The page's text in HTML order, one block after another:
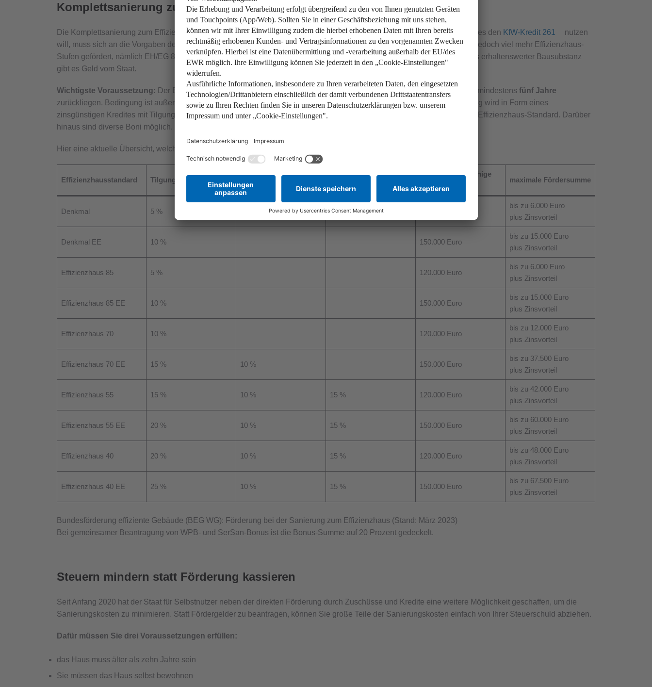
Komplettsanierung zum Effizienzhaus
Die Komplettsanierung zum Effizienzhaus wird durchKfW-Kredite gefördert. Wer bei der Komplettsanierung seines Hauses den KfW-Kredit 261
nutzen
will, muss sich an die Vorgaben des Effizienzhaus-Standards halten. Im Gegensatz zum Neubau werden in der Sanierung jedoch viel mehr Effizienzhaus-
Stufen gefördert, nämlich EH/EG 85 und besser. Auch für die Sanierung von Bau­denk­mälern oder Gebäuden mit besonders erhaltens­werter Bausubstanz
gibt es Geld vom Staat.
Wichtigste Voraussetzung: Der Bau­antrag oder die Bau­anzeige des Wohn­gebäudes müssen zum Zeit­punkt des Antrags mindestens fünf Jahre
zurückliegen. Bedingung ist außerdem, dass einEnergie-Effizienz-Expertein die Sanierung eingebunden ist. Die Förderung wird in Form eines
zinsgünstigen Kredites mit Tilgungszuschuss gewährt. Die Höhe des Tilgungszuschusses richtet sich nach dem erreichten Effizienzhaus-Standard. Darüber
hinaus sind diverse Boni möglich.
Hier eine aktuelle Übersicht, welche Fördermittel es für welche Komplettsanierung gibt:
Effizienzhausstandard Tilgungszuschuss
maximal förderfähige
Kosten
maximale Fördersumme
Denkmal 5 %
bis zu 6.000 Euro
plus Zinsvorteil
Denkmal EE 10 % 150.000 Euro
bis zu 15.000 Euro
plus Zinsvorteil
Effizienzhaus 85 5 % 120.000 Euro
bis zu 6.000 Euro
plus Zinsvorteil
Effizienzhaus 85 EE 10 % 150.000 Euro
bis zu 15.000 Euro
plus Zinsvorteil
Effizienzhaus 70 10 % 120.000 Euro
bis zu 12.000 Euro
plus Zinsvorteil
Effizienzhaus 70 EE 15 % 10 % 150.000 Euro
bis zu 37.500 Euro
plus Zinsvorteil
Effizienzhaus 55 15 % 10 % 15 % 120.000 Euro
bis zu 42.000 Euro
plus Zinsvorteil
Effizienzhaus 55 EE 20 % 10 % 15 % 150.000 Euro
bis zu 60.000 Euro
plus Zinsvorteil
Effizienzhaus 40 20 % 10 % 15 % 120.000 Euro
bis zu 48.000 Euro
plus Zinsvorteil
Effizienzhaus 40 EE 25 % 10 % 15 % 150.000 Euro
bis zu 67.500 Euro
plus Zinsvorteil
Bundesförderung effiziente Gebäude (BEG WG): Förderung bei der Sanierung zum Effizienzhaus (Stand: März 2023)
Bei gemeinsamer Beantragung von WPB- und SerSan-Bonus ist die Bonus-Summe auf 20 Prozent gedeckelt.
Steuern mindern statt Förderung kassieren
Seit Anfang 2020 hat der Staat für Selbstnutzer neben der direkten Förderung durch Zuschüsse und Kredite eine weitere Möglichkeit geschaffen, um die
Sanierungskosten zu minimieren. Statt Fördergelder zu beantragen, können Sie große Teile der Sanierungskosten einfach von Ihrer Steuerschuld abziehen.
Dafür müssen Sie drei Voraussetzungen erfüllen:
das Haus muss älter als zehn Jahre sein
Sie müssen das Haus selbst bewohnen